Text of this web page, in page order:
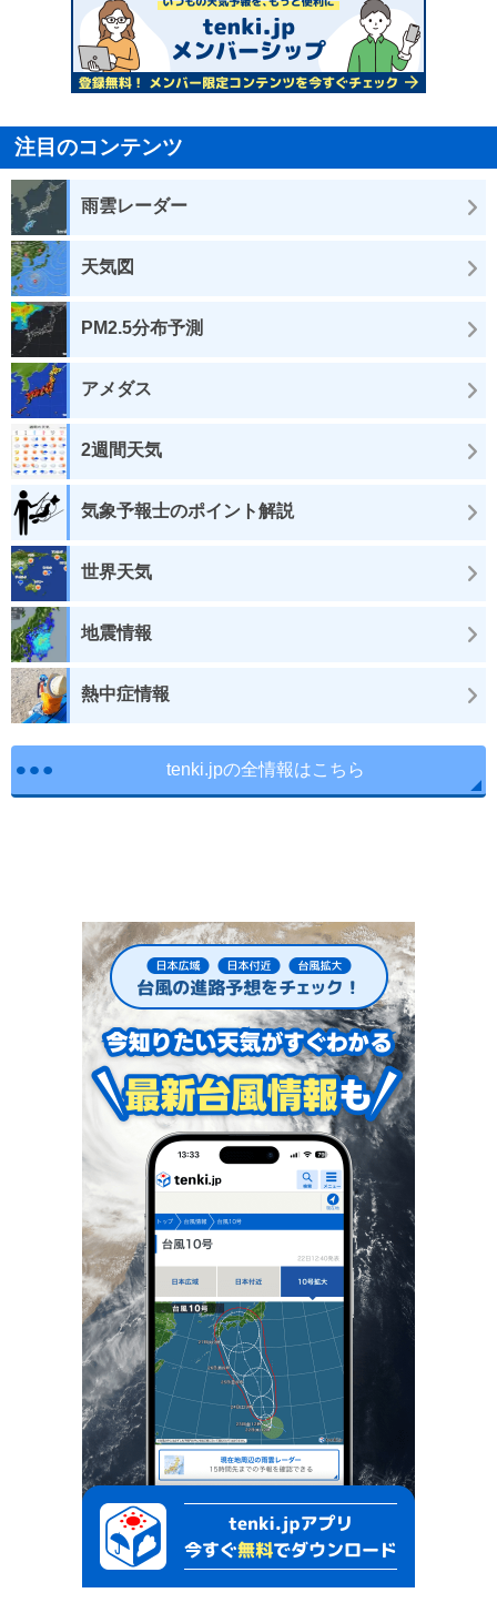
注目のコンテンツ
雨雲レーダー
天気図
PM2.5分布予測
アメダス
2週間天気
気象予報士のポイント解説
世界天気
地震情報
熱中症情報
tenki.jpの全情報はこちら